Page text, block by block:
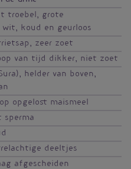
troebel, grote
wit, koud en geurloos
zeer zoet
van tijd dikker, niet zoet
helder van boven,
opgelost maismeel
sperma
deeltjes
afgescheiden